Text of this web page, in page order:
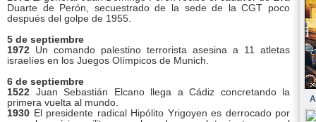
Duarte de Perón, secuestrado de la sede de la CGT poco
después del golpe de 1955.
5 de septiembre
1972 Un comando palestino terrorista asesina a 11 atletas
israelíes en los Juegos Olímpicos de Munich.
6 de septiembre
1522 Juan Sebastián Elcano llega a Cádiz concretando la
primera vuelta al mundo.
1930 El presidente radical Hipólito Yrigoyen es derrocado por